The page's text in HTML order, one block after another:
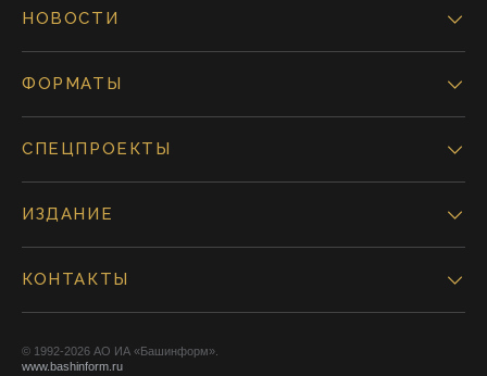
НОВОСТИ
ФОРМАТЫ
СПЕЦПРОЕКТЫ
ИЗДАНИЕ
КОНТАКТЫ
© 1992-2026 АО ИА «Башинформ».
www.bashinform.ru